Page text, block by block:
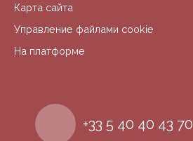
Карта сайта
Управление файлами cookie
На платформе
+33 5 40 40 43 70